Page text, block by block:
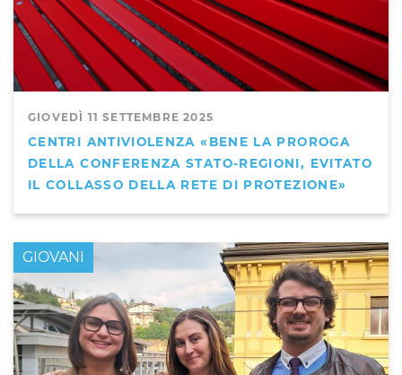
GIOVEDÌ 11 SETTEMBRE 2025
CENTRI ANTIVIOLENZA «BENE LA PROROGA
DELLA CONFERENZA STATO-REGIONI, EVITATO
IL COLLASSO DELLA RETE DI PROTEZIONE»
GIOVANI